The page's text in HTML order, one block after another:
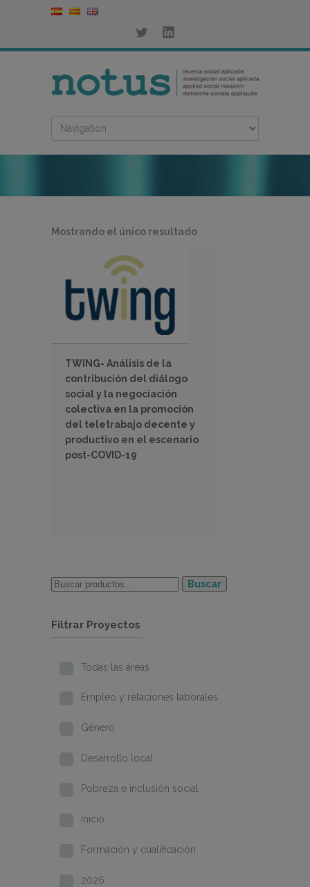
Mostrando el único resultado
TWING- Análisis de la
contribución del diálogo
social y la negociación
colectiva en la promoción
del teletrabajo decente y
productivo en el escenario
post-COVID-19
Buscar
Filtrar Proyectos
Todas las áreas
Empleo y relaciones laborales
Género
Desarrollo local
Pobreza e inclusión social
Inicio
Formación y cualificación
2026